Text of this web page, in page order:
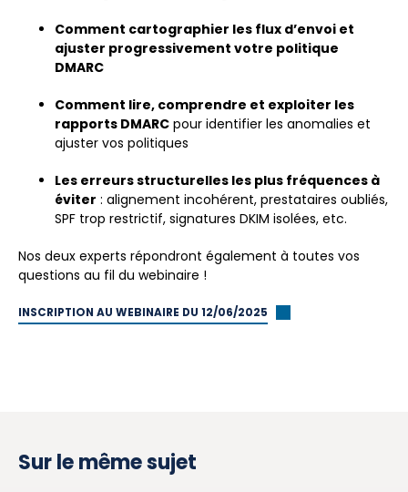
Comment cartographier les flux d’envoi et
ajuster progressivement votre politique
DMARC
Comment lire, comprendre et exploiter les
rapports DMARC pour identifier les anomalies et
ajuster vos politiques
Les erreurs structurelles les plus fréquences à
éviter : alignement incohérent, prestataires oubliés,
SPF trop restrictif, signatures DKIM isolées, etc.
Nos deux experts répondront également à toutes vos
questions au fil du webinaire !
INSCRIPTION AU WEBINAIRE DU 12/06/2025
Sur le même sujet